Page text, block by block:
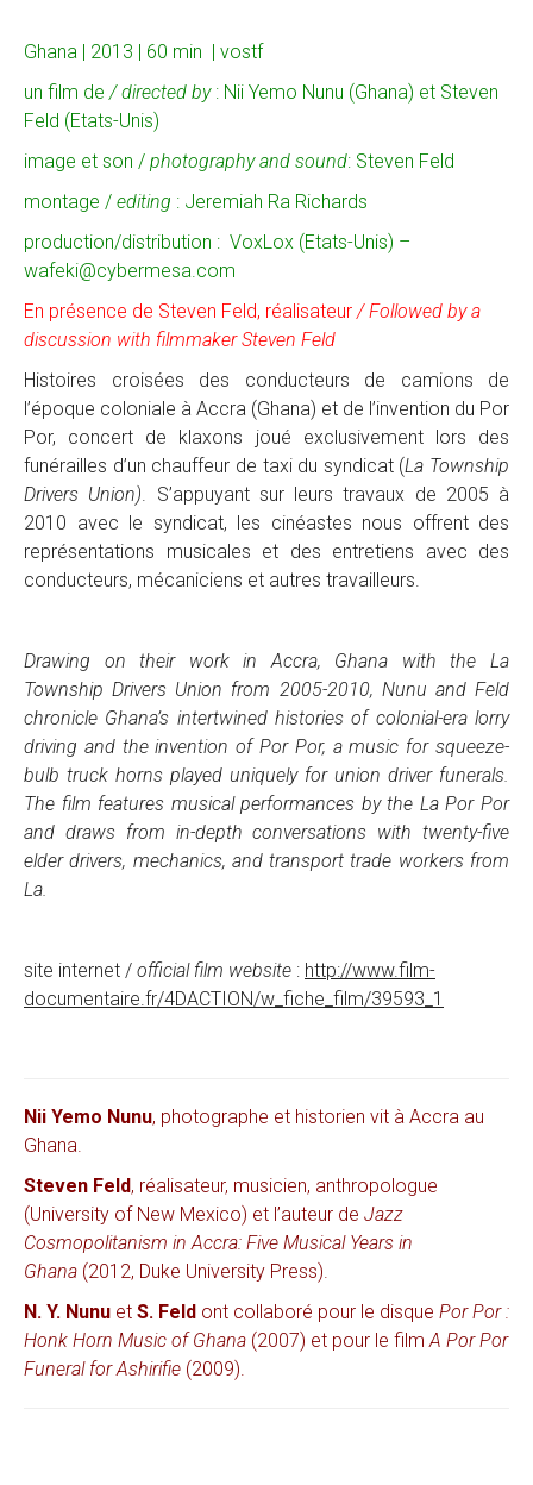
Ghana | 2013 | 60 min | vostf
un film de / directed by: Nii Yemo Nunu (Ghana) et Steven
Feld (Etats-Unis)
image et son / photography and sound: Steven Feld
montage / editing : Jeremiah Ra Richards
production/distribution : VoxLox (Etats-Unis) –
wafeki@cybermesa.com
En présence de Steven Feld, réalisateur / Followed by a
discussion with filmmaker Steven Feld
Histoires croisées des conducteurs de camions de
l’époque coloniale à Accra (Ghana) et de l’invention du Por
Por, concert de klaxons joué exclusivement lors des
funérailles d’un chauffeur de taxi du syndicat (La Township
Drivers Union). S’appuyant sur leurs travaux de 2005 à
2010 avec le syndicat, les cinéastes nous offrent des
représentations musicales et des entretiens avec des
conducteurs, mécaniciens et autres travailleurs.
Drawing on their work in Accra, Ghana with the La
Township Drivers Union from 2005-2010, Nunu and Feld
chronicle Ghana’s intertwined histories of colonial-era lorry
driving and the invention of Por Por, a music for squeeze-
bulb truck horns played uniquely for union driver funerals.
The film features musical performances by the La Por Por
and draws from in-depth conversations with twenty-five
elder drivers, mechanics, and transport trade workers from
La.
site internet / official film website : http://www.film-
documentaire.fr/4DACTION/w_fiche_film/39593_1
Nii Yemo Nunu, photographe et historien vit à Accra au
Ghana.
Steven Feld, réalisateur, musicien, anthropologue
(University of New Mexico) et l’auteur de Jazz
Cosmopolitanism in Accra: Five Musical Years in
Ghana (2012, Duke University Press).
N. Y. Nunu et S. Feld ont collaboré pour le disque Por Por :
Honk Horn Music of Ghana (2007) et pour le filmA Por Por
Funeral for Ashirifie (2009).